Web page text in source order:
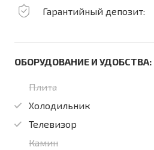
Гарантийный депозит:
ОБОРУДОВАНИЕ И УДОБСТВА:
Плита
Холодильник
Телевизор
Камин